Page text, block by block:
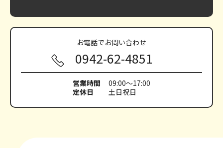
お電話でお問い合わせ
0942-62-4851
営業時間
09:00～17:00
定休日
土日祝日